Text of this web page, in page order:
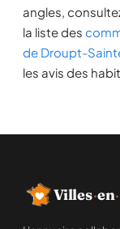
angles,
la liste des
de Droupt-
les avis des
Villes·en·